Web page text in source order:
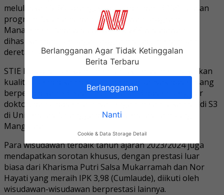
meluluskan 5.346 orang, yang terdiri dari 3.159 lulusan
program Akuntansi dan 2.187 lulusan program
Manajemen. Pada wisuda kali ini, 248 wisudawan
dihasilkan dari berbagai program studi, menambah
deretan prestasi kampus tersebut.
STIE Nasional berkomitmen untuk terus meningkatkan
kualitas pendidikan dengan memperbanyak dosen yang
berpendidikan S3. Saat ini, terdapat 3 dosen bergelar
doktor, dan 6 dosen lainnya tengah melanjutkan studi S3
di Universitas Airlangga dan Universitas Lambung
Mangkurat.
Para wisudawan terbaik tahun ajaran 2023/2024 juga
mendapatkan sorotan khusus, dengan prestasi luar
biasa dari Kharisma Putri Salsa Mukarramah dan Nor
Hayati yang meraih IPK 3,98 (Cumlaude), diikuti oleh
wisudawan-wisudawan berprestasi lainnya.
Berlangganan Agar Tidak Ketinggalan
Berita Terbaru
Berlangganan
Nanti
Cookie & Data Storage Detail